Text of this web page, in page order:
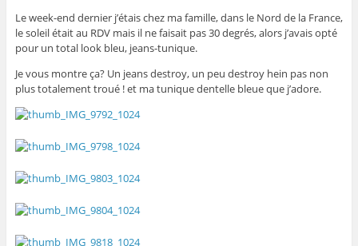
Le week-end dernier j’étais chez ma famille, dans le Nord de la France,
le soleil était au RDV mais il ne faisait pas 30 degrés, alors j’avais opté
pour un total look bleu, jeans-tunique.
Je vous montre ça? Un jeans destroy, un peu destroy hein pas non
plus totalement troué ! et ma tunique dentelle bleue que j’adore.